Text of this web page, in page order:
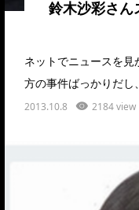
鈴木沙彩さん
ネットでニュースを
方の事件ばっかりだ
2013.10.8 2184 view